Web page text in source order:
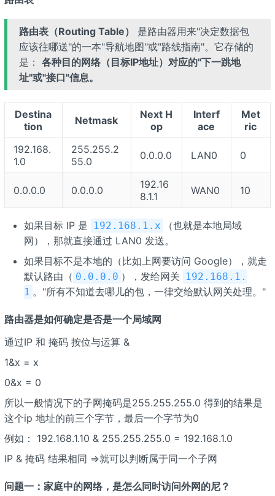
路由表（Routing Table）
是路由器用来"决定数据包
应该往哪送"的一本"导航地图"或"路线指南"。它存储的
是： 各种目的网络（目标IP地址）对应的"下一跳地
址"或"接口"信息。
Destina
tion
Netmask
Next H
op
Interf
ace
Met
ric
192.168.
1.0
255.255.2
55.0
0.0.0.0 LAN0 0
0.0.0.0 0.0.0.0
192.16
8.1.1
WAN0 10
如果目标 IP 是 192.168.1.x
（也就是本地局域
网），那就直接通过 LAN0 发送。
如果目标不是本地的（比如上网要访问 Google），就走
默认路由（ 0.0.0.0 ），发给网关
192.168.1.
1 。"所有不知道去哪儿的包，一律交给默认网关处理。"
路由器是如何确定是否是一个局域网
通过IP 和 掩码 按位与运算 &
1&x = x
0&x = 0
所以一般情况下的子网掩码是255.255.255.0 得到的结果是
这个ip 地址的前三个字节，最后一个字节为0
例如： 192.168.1.10 & 255.255.255.0 = 192.168.1.0
IP & 掩码 结果相同 =>就可以判断属于同一个子网
问题一：家庭中的网络，是怎么同时访问外网的尼？